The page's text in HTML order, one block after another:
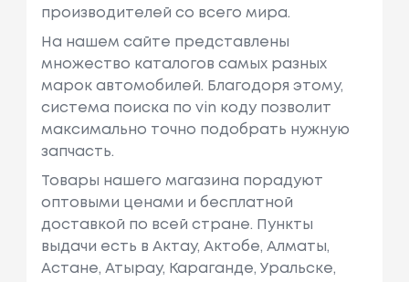
производителей со всего мира.
На нашем сайте представлены
множество каталогов самых разных
марок автомобилей. Благодоря этому,
система поиска по vin коду позволит
максимально точно подобрать нужную
запчасть.
Товары нашего магазина порадуют
оптовыми ценами и бесплатной
доставкой по всей стране. Пункты
выдачи есть в Актау, Актобе, Алматы,
Астане, Атырау, Караганде, Уральске,